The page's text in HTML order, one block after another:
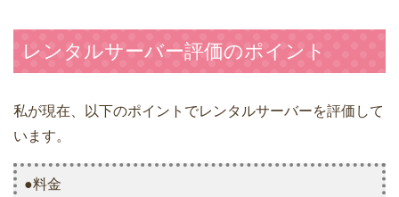
レンタルサーバー評価のポイント
私が現在、以下のポイントでレンタルサーバーを評価して
います。
●料金